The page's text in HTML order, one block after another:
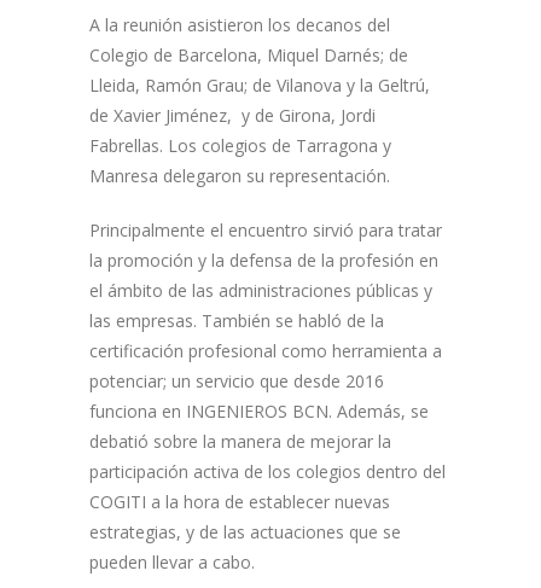
A la reunión asistieron los decanos del
Colegio de Barcelona, Miquel Darnés; de
Lleida, Ramón Grau; de Vilanova y la Geltrú,
de Xavier Jiménez, y de Girona, Jordi
Fabrellas. Los colegios de Tarragona y
Manresa delegaron su representación.
Principalmente el encuentro sirvió para tratar
la promoción y la defensa de la profesión en
el ámbito de las administraciones públicas y
las empresas. También se habló de la
certificación profesional como herramienta a
potenciar; un servicio que desde 2016
funciona en INGENIEROS BCN. Además, se
debatió sobre la manera de mejorar la
participación activa de los colegios dentro del
COGITI a la hora de establecer nuevas
estrategias, y de las actuaciones que se
pueden llevar a cabo.